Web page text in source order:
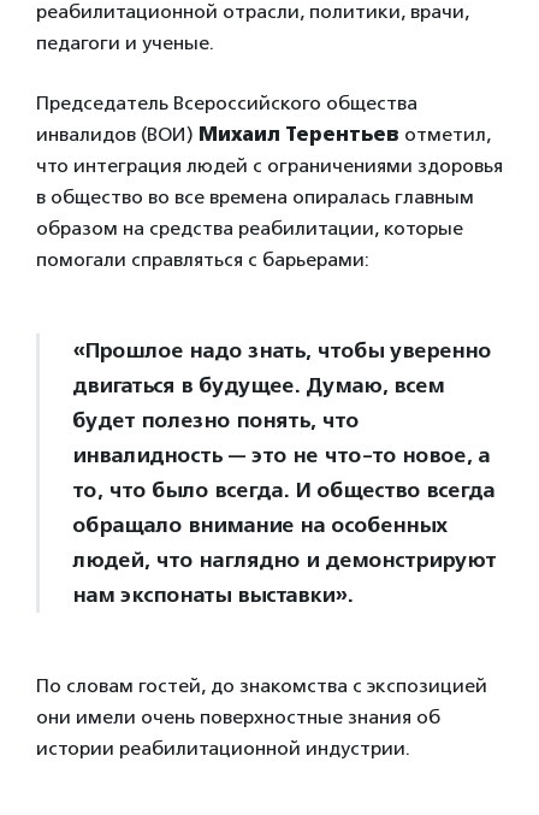
реабилитационной отрасли, политики, врачи,
педагоги и ученые.
Председатель Всероссийского общества
инвалидов (ВОИ) Михаил Терентьев отметил,
что интеграция людей с ограничениями здоровья
в общество во все времена опиралась главным
образом на средства реабилитации, которые
помогали справляться с барьерами:
«Прошлое надо знать, чтобы уверенно
двигаться в будущее. Думаю, всем
будет полезно понять, что
инвалидность — это не что-то новое, а
то, что было всегда. И общество всегда
обращало внимание на особенных
людей, что наглядно и демонстрируют
нам экспонаты выставки».
По словам гостей, до знакомства с экспозицией
они имели очень поверхностные знания об
истории реабилитационной индустрии.